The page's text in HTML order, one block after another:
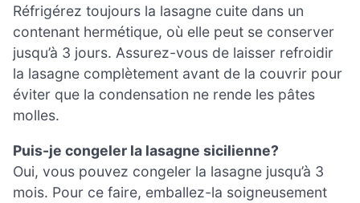
Réfrigérez toujours la lasagne cuite dans un
contenant hermétique, où elle peut se conserver
jusqu’à 3 jours. Assurez-vous de laisser refroidir
la lasagne complètement avant de la couvrir pour
éviter que la condensation ne rende les pâtes
molles.
Puis-je congeler la lasagne sicilienne?
Oui, vous pouvez congeler la lasagne jusqu’à 3
mois. Pour ce faire, emballez-la soigneusement